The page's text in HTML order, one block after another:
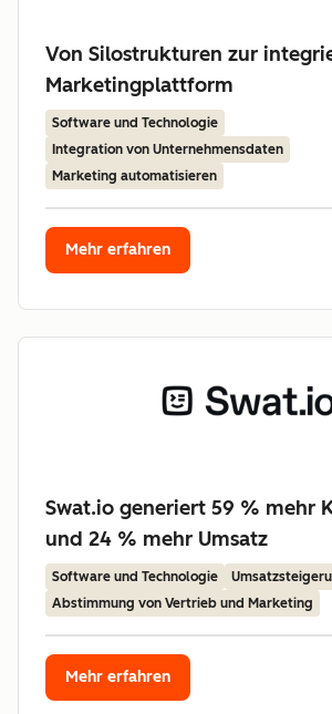
Von Silostrukturen zur
Marketingplattform
Software und Technologie
Integration von Unternehmensdaten
Marketing automatisieren
Mehr erfahren
Swat.io generiert 59 % mehr
und 24 % mehr Umsatz
Software und Technologie
Abstimmung von Vertrieb und Marketing
Mehr erfahren